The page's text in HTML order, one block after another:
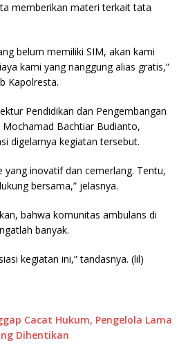
memberikan materi terkait tata
belum memiliki SIM, akan kami
kami yang nanggung alias gratis,”
Kapolresta.
Pendidikan dan Pengembangan
Mochamad Bachtiar Budianto,
digelarnya kegiatan tersebut.
yang inovatif dan cemerlang. Tentu,
bersama,” jelasnya.
bahwa komunitas ambulans di
banyak.
kegiatan ini,” tandasnya. (lil)
Cacat Hukum, Pengelola Lama
Dihentikan